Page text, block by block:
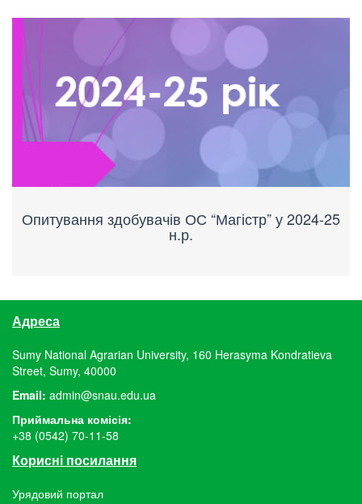
Опитування здобувачів ОС “Магістр” у 2024-25
н.р.
Адреса
Sumy National Agrarian University, 160 Herasyma Kondratieva
Street, Sumy, 40000
Email: admin@snau.edu.ua
Приймальна комісія:
+38 (0542) 70-11-58
Корисні посилання
Урядовий портал